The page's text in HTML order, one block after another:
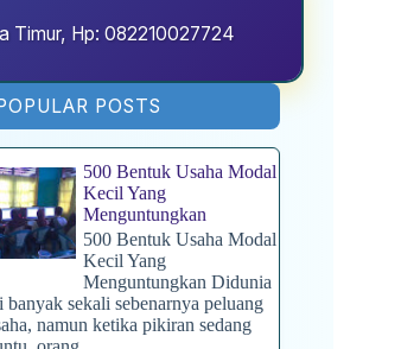
Timur, Hp: 082210027724
POSTS
500 Bentuk Usaha Modal
Kecil Yang
Menguntungkan
500 Bentuk Usaha Modal
Kecil Yang
Menguntungkan Didunia
banyak sekali sebenarnya peluang
namun ketika pikiran sedang